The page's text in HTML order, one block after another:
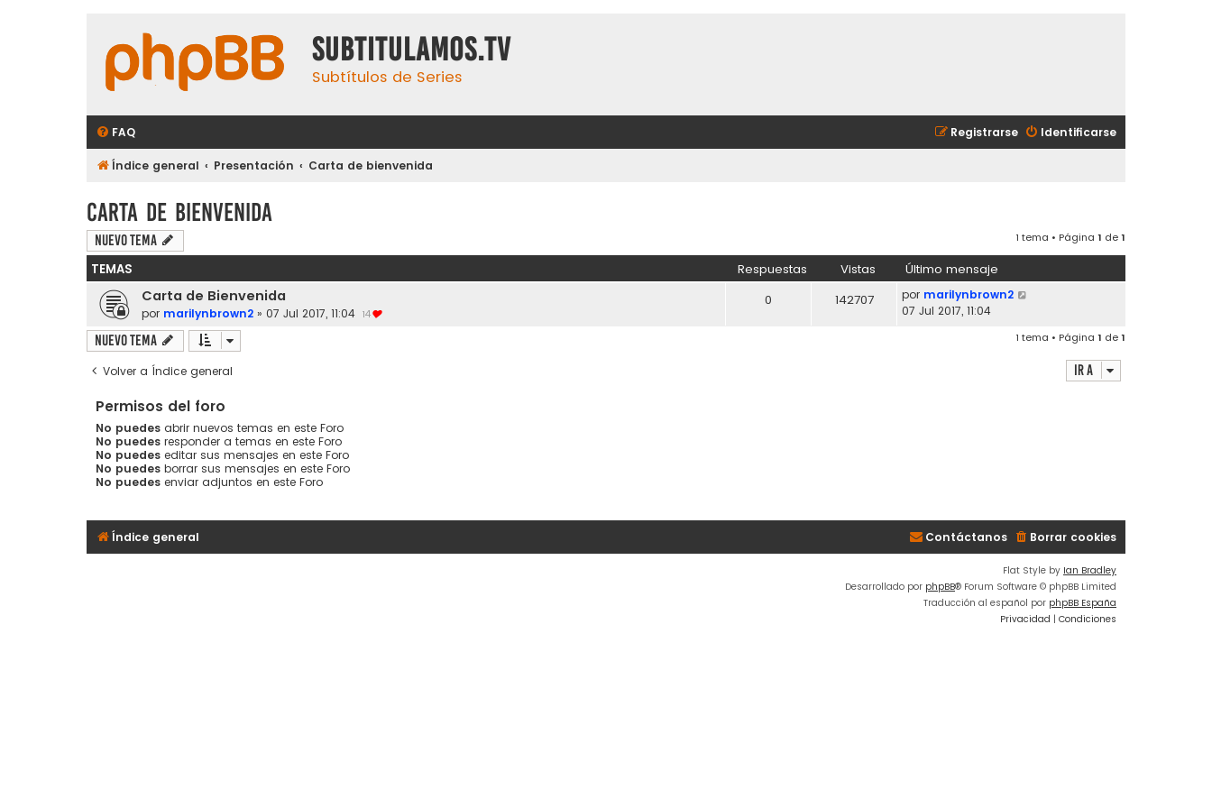
subtitulamos.tv
Subtítulos de Series
FAQ Identificarse
Registrarse
Índice general Presentación Carta de bienvenida
Carta de bienvenida
Nuevo Tema 1 tema • Página 1 de1
TEMAS Respuestas Vistas Último mensaje
Carta de Bienvenida
por marilynbrown2 » 07 Jul 2017, 11:04 14
0 142707 por marilynbrown2
07 Jul 2017, 11:04
Nuevo Tema 1 tema • Página 1 de1
Volver a Índice general Ir a
Permisos del foro
No puedes abrir nuevos temas en este Foro
No puedes responder a temas en este Foro
No puedes editar sus mensajes en este Foro
No puedes borrar sus mensajes en este Foro
No puedes enviar adjuntos en este Foro
Índice general Borrar cookies
Contáctanos
Flat Style by Ian Bradley
Desarrollado por phpBB® Forum Software © phpBB Limited
Traducción al español por phpBB España
Privacidad | Condiciones